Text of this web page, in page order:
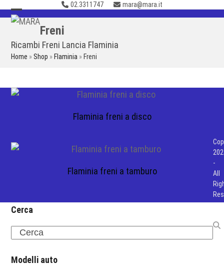
Skip
to
02.3311747 mara@mara.it
Open
menu
Close
menu
Freni
Ricambi Freni Lancia Flaminia
Home »Shop » Flaminia » Freni
Flaminia freni a disco
Flaminia freni a tamburo
Cerca
Search
Modelli auto
-
All